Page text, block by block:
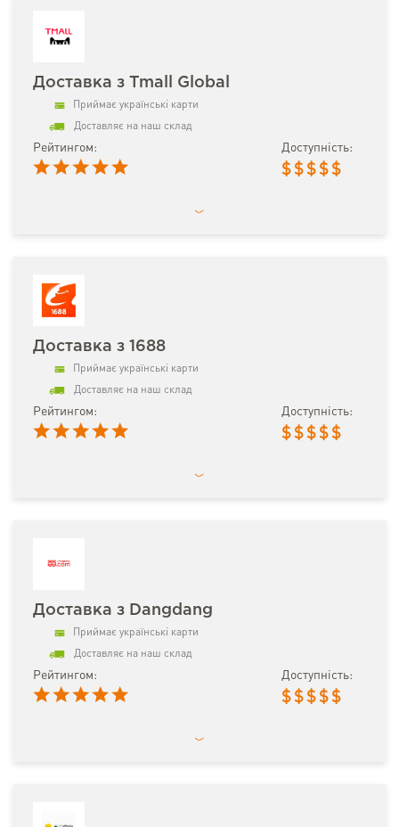
Доставка з Tmall Global
Приймає українські карти
Доставляє на наш склад
Рейтингом: Доступність:
$ $ $ $ $
Доставка з 1688
Приймає українські карти
Доставляє на наш склад
Рейтингом: Доступність:
$ $ $ $ $
Доставка з Dangdang
Приймає українські карти
Доставляє на наш склад
Рейтингом: Доступність:
$ $ $ $ $